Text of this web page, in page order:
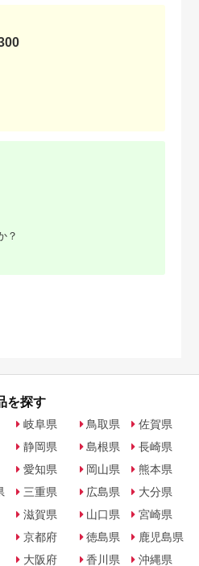
？
を探す
岐阜県
静岡県
愛知県
三重県
滋賀県
京都府
大阪府
鳥取県
島根県
岡山県
広島県
山口県
徳島県
香川県
佐賀県
長崎県
熊本県
大分県
宮崎県
鹿児島県
沖縄県